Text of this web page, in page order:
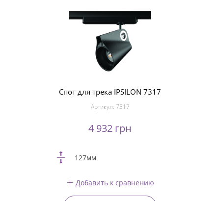
Спот для трека IPSILON 7317
Артикул: 7317
4 932 грн
127мм
Добавить к сравнению